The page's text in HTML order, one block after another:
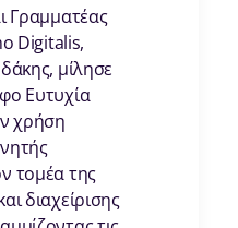
Γραμματέας
Digitalis,
μίλησε
Ευτυχία
χρήση
τομέα της
διαχείρισης